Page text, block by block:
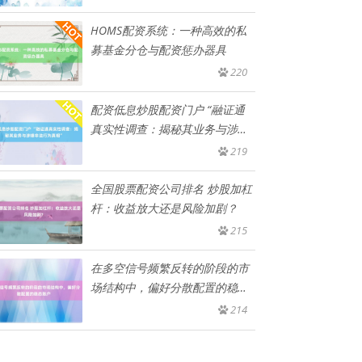
HOMS配资系统：一种高效的私
募基金分仓与配资惩办器具
220
配资低息炒股配资门户 “融证通
真实性调查：揭秘其业务与涉嫌
219
全国股票配资公司排名 炒股加杠
杆：收益放大还是风险加剧？
215
在多空信号频繁反转的阶段的市
场结构中，偏好分散配置的稳态
214